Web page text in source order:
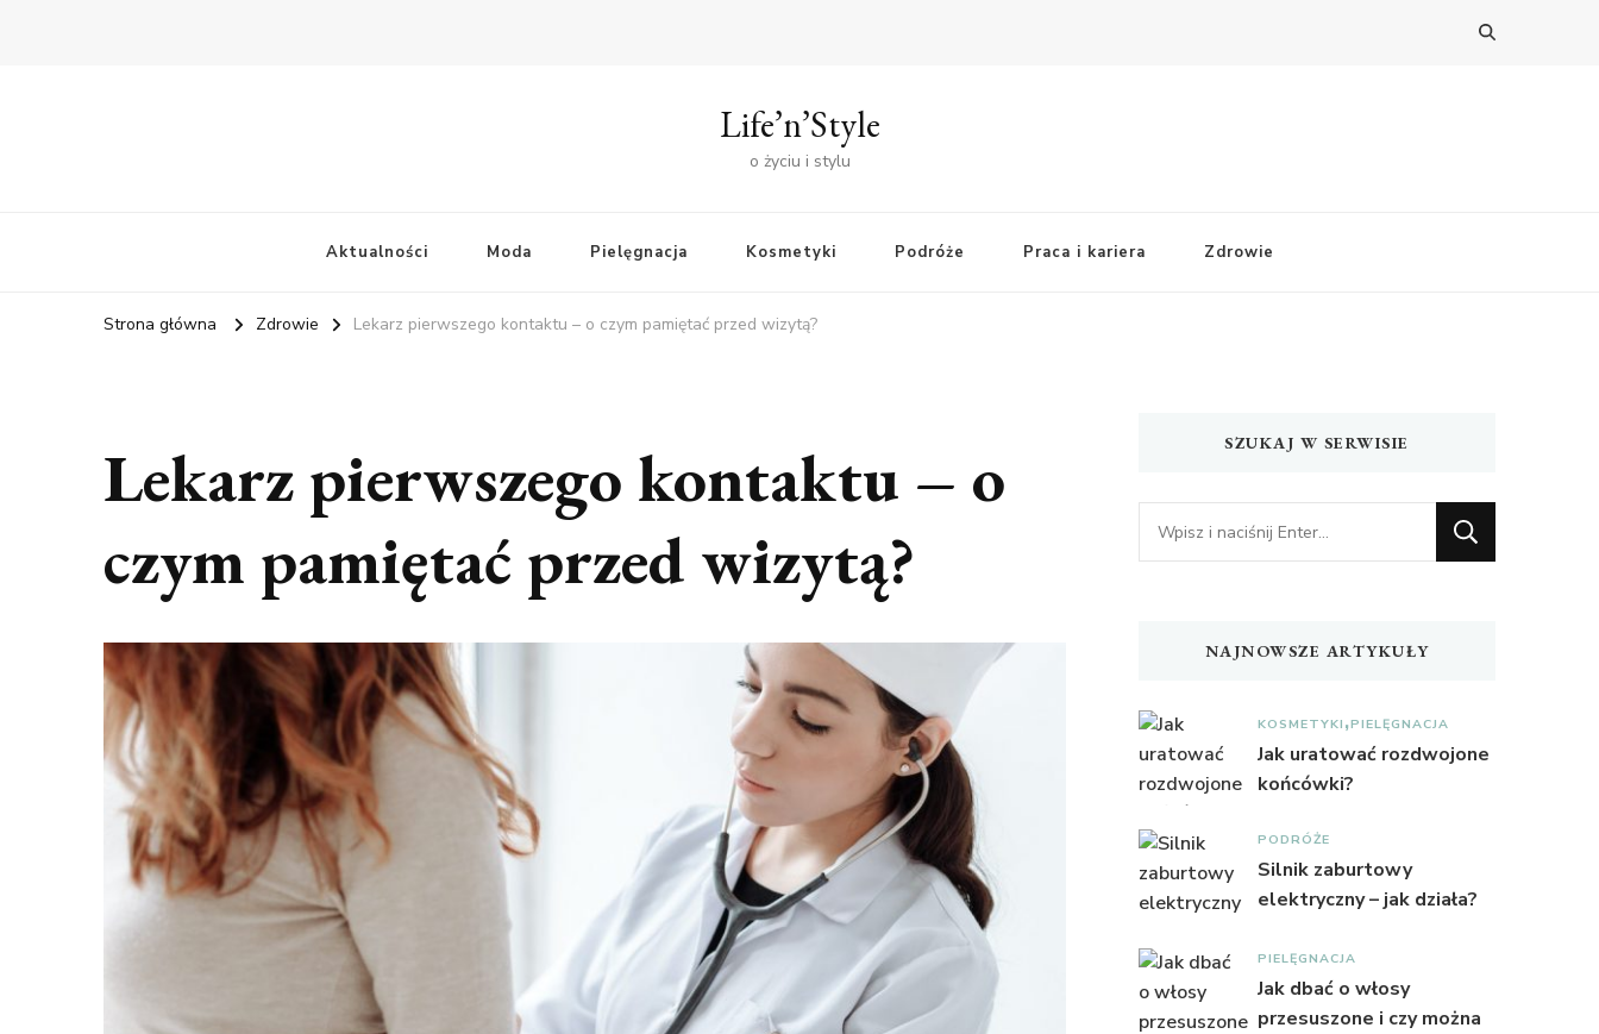
Life’n’Style
o życiu i stylu
Aktualności Moda Pielęgnacja Kosmetyki Podróże Praca i kariera Zdrowie
Strona główna Zdrowie Lekarz pierwszego kontaktu – o czym pamiętać przed wizytą?
Lekarz pierwszego kontaktu – o
czym pamiętać przed wizytą?
SZUKAJ W SERWISIE
Szukasz
czegoś?
NAJNOWSZE ARTYKUŁY
KOSMETYKI PIELĘGNACJA
Jak uratować rozdwojone
końcówki?
PODRÓŻE
Silnik zaburtowy
elektryczny – jak działa?
PIELĘGNACJA
Jak dbać o włosy
przesuszone i czy można